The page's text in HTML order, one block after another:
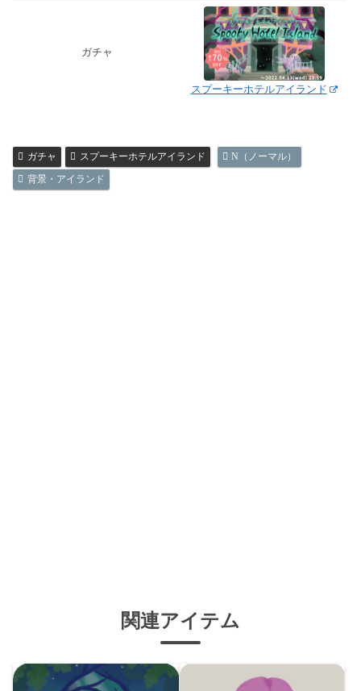
ガチャ
スプーキーホテルアイランド
ガチャ スプーキーホテルアイランド
N（ノーマル）
背景・アイランド
関連アイテム